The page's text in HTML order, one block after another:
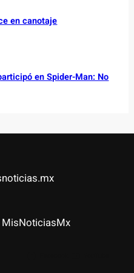
en canotaje
en Spider-Man: No